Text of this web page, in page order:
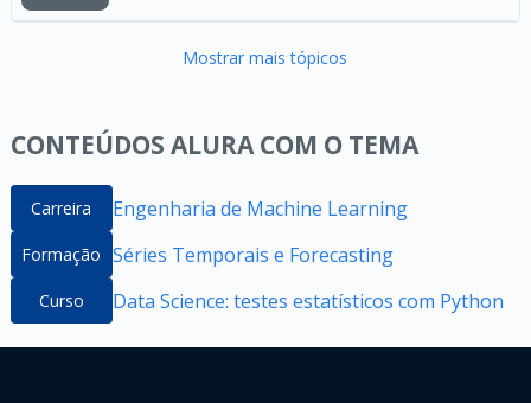
Mostrar mais tópicos
CONTEÚDOS ALURA COM O TEMA
Carreira Engenharia de Machine Learning
Formação Séries Temporais e Forecasting
Curso Data Science: testes estatísticos com Python